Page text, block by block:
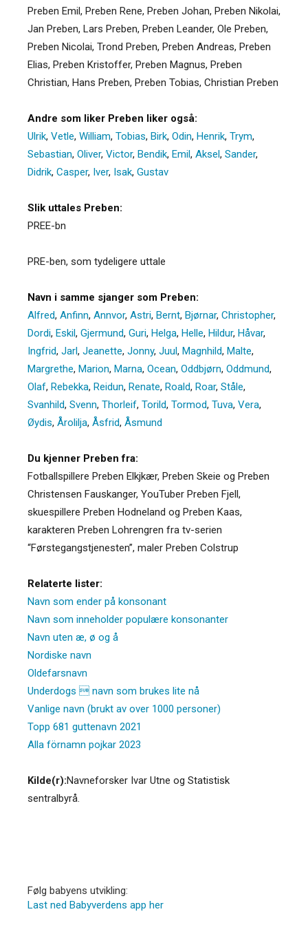
Preben Emil, Preben Rene, Preben Johan, Preben Nikolai,
Jan Preben, Lars Preben, Preben Leander, Ole Preben,
Preben Nicolai, Trond Preben, Preben Andreas, Preben
Elias, Preben Kristoffer, Preben Magnus, Preben
Christian, Hans Preben, Preben Tobias, Christian Preben
Andre som liker Preben liker også:
Ulrik, Vetle, William, Tobias, Birk, Odin, Henrik, Trym,
Sebastian, Oliver, Victor, Bendik, Emil, Aksel, Sander,
Didrik, Casper, Iver, Isak, Gustav
Slik uttales Preben:
PREE-bn
PRE-ben, som tydeligere uttale
Navn i samme sjanger som Preben:
Alfred, Anfinn, Annvor, Astri, Bernt, Bjørnar, Christopher,
Dordi, Eskil, Gjermund, Guri, Helga, Helle, Hildur, Håvar,
Ingfrid, Jarl, Jeanette, Jonny, Juul, Magnhild, Malte,
Margrethe, Marion, Marna, Ocean, Oddbjørn, Oddmund,
Olaf, Rebekka, Reidun, Renate, Roald, Roar, Ståle,
Svanhild, Svenn, Thorleif, Torild, Tormod, Tuva, Vera,
Øydis, Årolilja, Åsfrid, Åsmund
Du kjenner Preben fra:
Fotballspillere Preben Elkjkær, Preben Skeie og Preben
Christensen Fauskanger, YouTuber Preben Fjell,
skuespillere Preben Hodneland og Preben Kaas,
karakteren Preben Lohrengren fra tv-serien
“Førstegangstjenesten”, maler Preben Colstrup
Relaterte lister:
Navn som ender på konsonant
Navn som inneholder populære konsonanter
Navn uten æ, ø og å
Nordiske navn
Oldefarsnavn
Underdogs  navn som brukes lite nå
Vanlige navn (brukt av over 1000 personer)
Topp 681 guttenavn 2021
Alla förnamn pojkar 2023
Kilde(r):Navneforsker Ivar Utne og Statistisk
sentralbyrå.
Følg babyens utvikling:
Last ned Babyverdens app her